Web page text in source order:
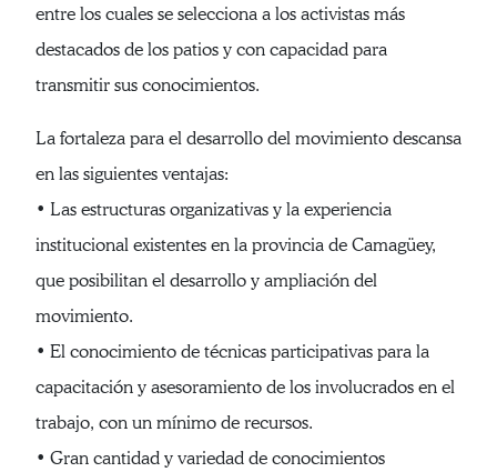
entre los cuales se selecciona a los activistas más
destacados de los patios y con capacidad para
transmitir sus conocimientos.
La fortaleza para el desarrollo del movimiento descansa
en las siguientes ventajas:
• Las estructuras organizativas y la experiencia
institucional existentes en la provincia de Camagüey,
que posibilitan el desarrollo y ampliación del
movimiento.
• El conocimiento de técnicas participativas para la
capacitación y asesoramiento de los involucrados en el
trabajo, con un mínimo de recursos.
• Gran cantidad y variedad de conocimientos